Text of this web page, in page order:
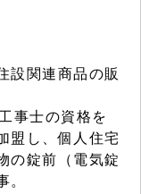
設関連商品の販
事士の資格を
盟し、個人住宅
の錠前（電気錠
。